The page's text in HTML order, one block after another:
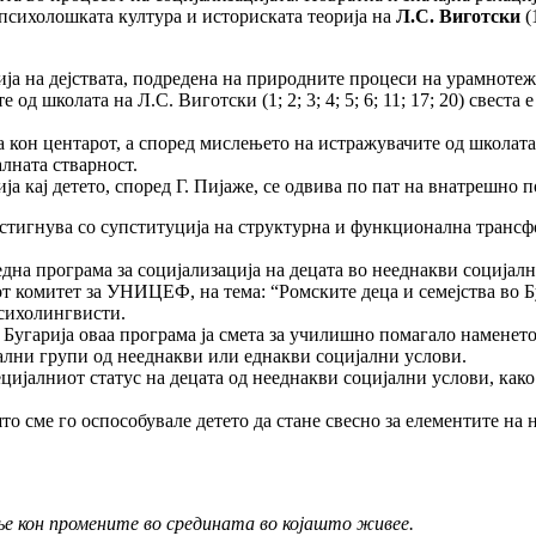
култура и историската теорија на Л.С. Виготски
на дејствата, подредена на природните процеси на
школата на Л.С. Виготски (1; 2; 3; 4; 5; 6; 11; 17; 20) свеста
центарот, а според мислењето на истражувачите од
стварност.
кај детето, според Г. Пијаже, се одвива по пат на внатрешно
со супституција на структурна и функционална
програма за социјализација на децата во нееднакви
за УНИЦЕФ, на тема: “Ромските деца и семејства во
оваа програма ја смета за училишно помагало
групи од нееднакви или еднакви социјални услови.
статус на децата од нееднакви социјални услови,
сме го оспособувале детето да стане свесно за елементите
кон промените во средината во којашто живее.